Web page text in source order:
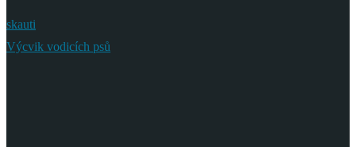
skauti
Výcvik vodicích psů